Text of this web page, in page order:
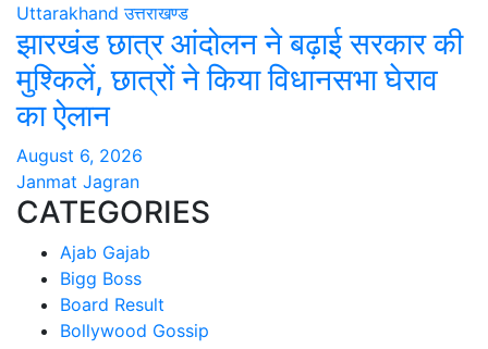
Uttarakhand उत्तराखण्ड
झारखंड छात्र आंदोलन ने बढ़ाई सरकार की
मुश्किलें, छात्रों ने किया विधानसभा घेराव
का ऐलान
August 6, 2026
Janmat Jagran
CATEGORIES
Ajab Gajab
Bigg Boss
Board Result
Bollywood Gossip